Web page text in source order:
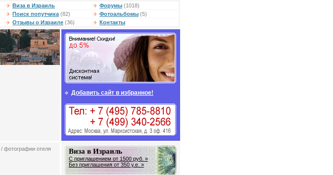
Виза в Израиль Форумы (1018)
Поиск попутчика (82) Фотоальбомы (5)
Отзывы о Израиле (36) Контакты
Добавить сайт в избранное!
/ фотографии отеля
Виза в Израиль
С приглашением от 1500 руб. »
Без приглашения от 350 у.е. »